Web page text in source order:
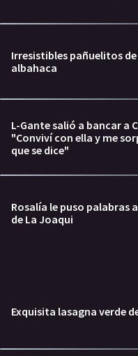
Irresistibles pañuelitos
albahaca
L-Gante salió a bancar a
"Conviví con ella y me
que se dice"
Rosalía le puso palabras
de La Joaqui
Exquisita lasagna verde